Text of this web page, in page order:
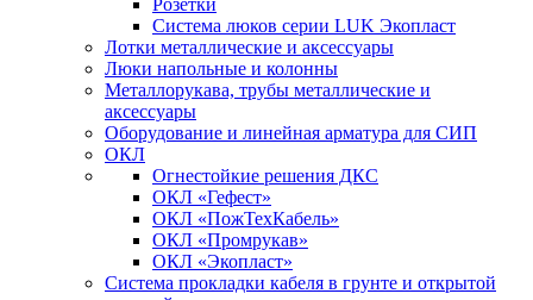
Розетки
Система люков серии LUK Экопласт
Лотки металлические и аксессуары
Люки напольные и колонны
Металлорукава, трубы металлические и
аксессуары
Оборудование и линейная арматура для СИП
ОКЛ
Огнестойкие решения ДКС
ОКЛ «Гефест»
ОКЛ «ПожТехКабель»
ОКЛ «Промрукав»
ОКЛ «Экопласт»
Система прокладки кабеля в грунте и открытой